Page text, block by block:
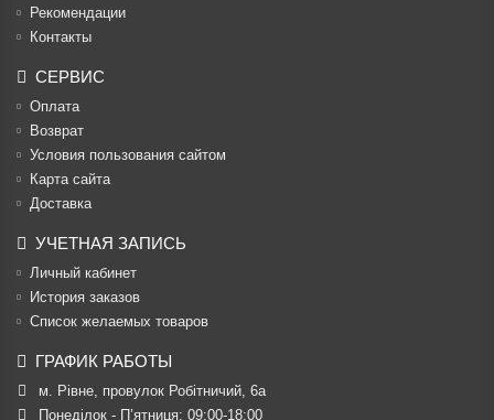
Рекомендации
Контакты
СЕРВИС
Оплата
Возврат
Условия пользования сайтом
Карта сайта
Доставка
УЧЕТНАЯ ЗАПИСЬ
Личный кабинет
История заказов
Список желаемых товаров
ГРАФИК РАБОТЫ
м. Рівне, провулок Робітничий, 6а
Понеділок - П’ятниця: 09:00-18:00